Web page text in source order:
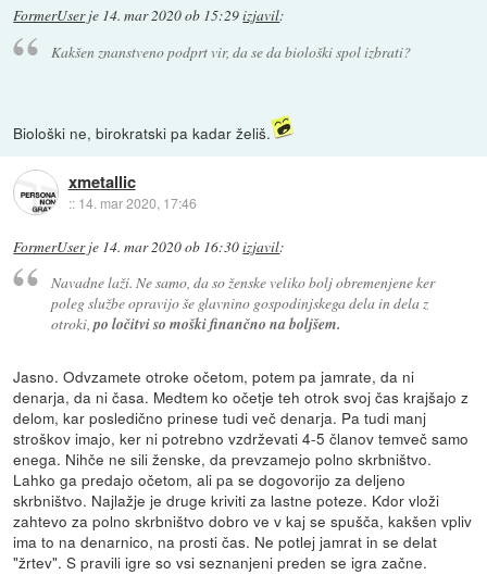
FormerUserje 14. mar 2020 ob 15:29izjavil:
Kakšen znanstveno podprt vir, da se da biološki spol izbrati?
Biološki ne, birokratski pa kadar želiš.
xmetallic
:: 14. mar 2020, 17:46
FormerUserje 14. mar 2020 ob 16:30izjavil:
Navadne laži. Ne samo, da so ženske veliko bolj obremenjene ker
poleg službe opravijo še glavnino gospodinjskega dela in dela z
otroki,po ločitvi so moški finančno na boljšem.
Jasno. Odvzamete otroke očetom, potem pa jamrate, da ni
denarja, da ni časa. Medtem ko očetje teh otrok svoj čas krajšajo z
delom, kar posledično prinese tudi več denarja. Pa tudi manj
stroškov imajo, ker ni potrebno vzdrževati 4-5 članov temveč samo
enega. Nihče ne sili ženske, da prevzamejo polno skrbništvo.
Lahko ga predajo očetom, ali pa se dogovorijo za deljeno
skrbništvo. Najlažje je druge kriviti za lastne poteze. Kdor vloži
zahtevo za polno skrbništvo dobro ve v kaj se spušča, kakšen vpliv
ima to na denarnico, na prosti čas. Ne potlej jamrat in se delat
"žrtev". S pravili igre so vsi seznanjeni preden se igra začne.